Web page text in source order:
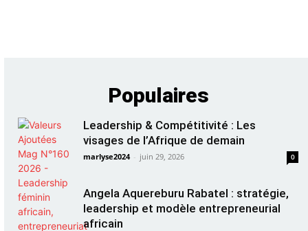
Populaires
Leadership & Compétitivité : Les
visages de l’Afrique de demain
marlyse2024 - juin 29, 2026 0
Angela Aquereburu Rabatel : stratégie,
leadership et modèle entrepreneurial
africain